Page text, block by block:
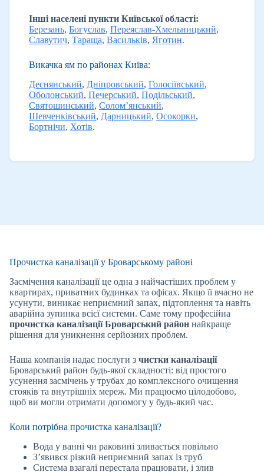
Інші населені пункти Київської області:
Березань, Богуслав, Переяслав-Хмельницький,
Славутич, Тараща, Васильків, Яготин.
Викачка ям по районах Київа:
Деснянський, Дніпровський, Голосіївський,
Оболонський, Печерський, Подільський,
Святошинський, Солом’янський,
Шевченківський, Дарницький, Осокорки,
Бортнічи, Хотів.
Прочистка каналізації у Броварському районі
Засмічення каналізації це одна з найчастіших проблем у
квартирах, приватних будинках та офісах. Якщо її вчасно не
усунути, виникає неприємний запах, підтоплення та навіть
аварійна зупинка всієї системи. Саме тому професійна
прочистка каналізації Броварський район найкраще
рішення для уникнення серйозних проблем.
Наша компанія надає послуги з чистки каналізації
Броварський район будь-якої складності: від простого
усунення засмічень у трубах до комплексного очищення
стояків та внутрішніх мереж. Ми працюємо цілодобово,
щоб ви могли отримати допомогу у будь-який час.
Коли потрібна прочистка каналізації?
Вода у ванні чи раковині зливається повільно
З’явився різкий неприємний запах із труб
Система взагалі перестала працювати, і злив